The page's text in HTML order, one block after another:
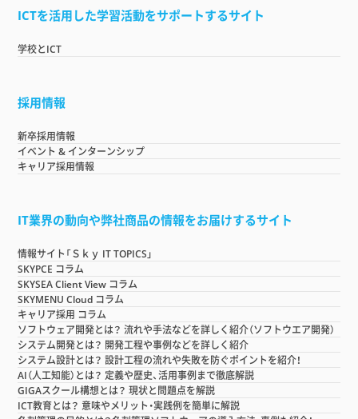
ICTを活用した学習活動をサポートするサイト
学校とICT
採用情報
新卒採用情報
イベント & インターンシップ
キャリア採用情報
IT業界の動向や弊社商品の情報をお届けするサイト
情報サイト「Ｓｋｙ IT TOPICS」
SKYPCE コラム
SKYSEA Client View コラム
SKYMENU Cloud コラム
キャリア採用 コラム
ソフトウェア開発とは？ 流れや手法などを詳しく紹介（ソフトウエア開発）
システム開発とは？ 開発工程や事例などを詳しく紹介
システム設計とは？ 設計工程の流れや失敗を防ぐポイントを紹介！
AI（人工知能）とは？ 定義や歴史、活用事例まで徹底解説
GIGAスクール構想とは？ 現状と問題点を解説
ICT教育とは？ 意味やメリット・実践例を簡単に解説